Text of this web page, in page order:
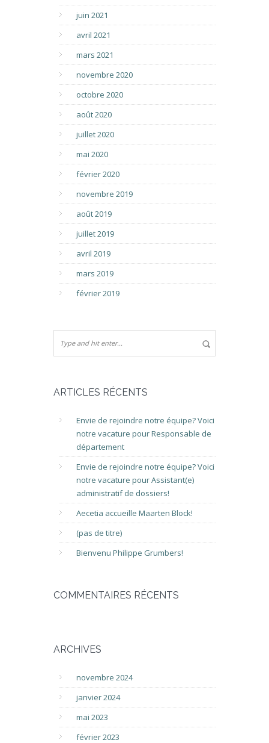
juin 2021
avril 2021
mars 2021
novembre 2020
octobre 2020
août 2020
juillet 2020
mai 2020
février 2020
novembre 2019
août 2019
juillet 2019
avril 2019
mars 2019
février 2019
ARTICLES RÉCENTS
Envie de rejoindre notre équipe? Voici
notre vacature pour Responsable de
département
Envie de rejoindre notre équipe? Voici
notre vacature pour Assistant(e)
administratif de dossiers!
Aecetia accueille Maarten Block!
(pas de titre)
Bienvenu Philippe Grumbers!
COMMENTAIRES RÉCENTS
ARCHIVES
novembre 2024
janvier 2024
mai 2023
février 2023